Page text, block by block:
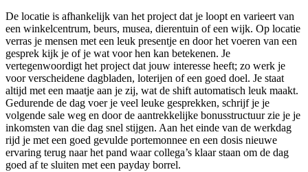
De locatie is afhankelijk van het project dat je loopt en varieert van
een winkelcentrum, beurs, musea, dierentuin of een wijk. Op locatie
verras je mensen met een leuk presentje en door het voeren van een
gesprek kijk je of je wat voor hen kan betekenen. Je
vertegenwoordigt het project dat jouw interesse heeft; zo werk je
voor verscheidene dagbladen, loterijen of een goed doel. Je staat
altijd met een maatje aan je zij, wat de shift automatisch leuk maakt.
Gedurende de dag voer je veel leuke gesprekken, schrijf je je
volgende sale weg en door de aantrekkelijke bonusstructuur zie je je
inkomsten van die dag snel stijgen. Aan het einde van de werkdag
rijd je met een goed gevulde portemonnee en een dosis nieuwe
ervaring terug naar het pand waar collega’s klaar staan om de dag
goed af te sluiten met een payday borrel.